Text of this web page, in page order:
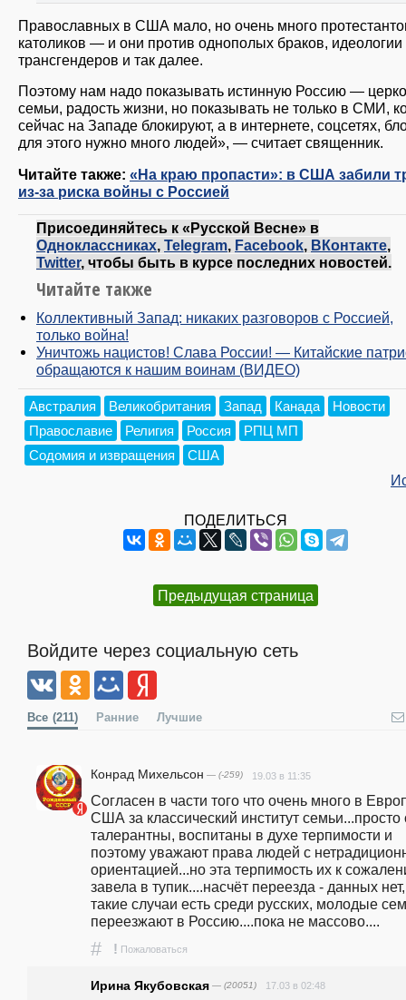
Православных в США мало, но очень много
католиков — и они против однополых браков, идеологии
трансгендеров и так далее.
Поэтому нам надо показывать истинную Россию —
семьи, радость жизни, но показывать не только в СМИ,
сейчас на Западе блокируют, а в интернете, соцсетях,
для этого нужно много людей», — считает священник.
Читайте также: «На краю пропасти»: в США забили
из-за риска войны с Россией
Присоединяйтесь к «Русской Весне» в
Одноклассниках, Telegram, Facebook, ВКонтакте,
Twitter, чтобы быть в курсе последних новостей.
Читайте также
Коллективный Запад: никаких разговоров с Россией,
только война!
Уничтожь нацистов! Слава России! — Китайские
обращаются к нашим воинам (ВИДЕО)
Австралия Великобритания Запад Канада
Новости
Православие
Религия Россия
РПЦ МП
Содомия и извращения
США
ПОДЕЛИТЬСЯ
Предыдущая страница
Войдите через социальную сеть
Все (211) Ранние Лучшие
Конрад Михельсон — (-259) 19.03 в 11:35
Согласен в части того что очень много в
США за классический институт семьи...просто
талерантны, воспитаны в духе терпимости и
поэтому уважают права людей с
ориентацией...но эта терпимость их к
завела в тупик....насчёт переезда - данных
такие случаи есть среди русских, молодые
переезжают в Россию....пока не массово....
# ! Пожаловаться
Ирина Якубовская — (20051) 17.03 в 02:48